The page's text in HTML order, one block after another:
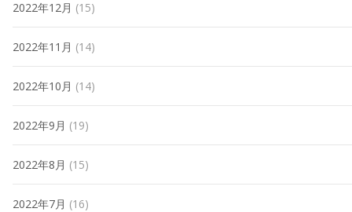
2022年12月 (15)
2022年11月 (14)
2022年10月 (14)
2022年9月 (19)
2022年8月 (15)
2022年7月 (16)